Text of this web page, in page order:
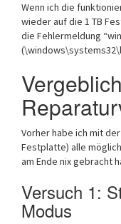
Wenn ich die
wieder auf die 1 TB
die Fehlermeldung
Vorher habe ich mit
Festplatte) alle
am Ende nix gebracht
Versuch 1:
Modus